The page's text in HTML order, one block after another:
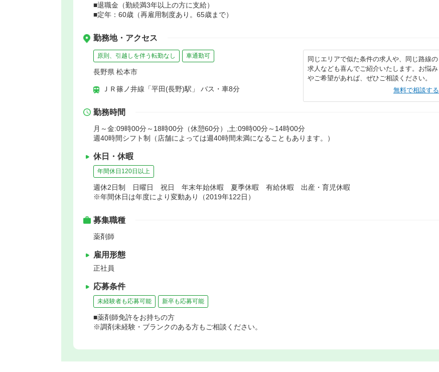
■退職金（勤続満3年以上の方に支給）
■定年：60歳（再雇用制度あり。65歳まで）
勤務地・アクセス
原則、引越しを伴う転勤なし 車通勤可
長野県 松本市
ＪＲ篠ノ井線「平田(長野)駅」 バス・車8分
同じエリアで似た条件の求人や、同じ路線の
求人なども喜んでご紹介いたします。お悩み
やご希望があれば、ぜひご相談ください。
無料で相談する
勤務時間
月～金:09時00分～18時00分（休憩60分）,土:09時00分～14時00分
週40時間シフト制（店舗によっては週40時間未満になることもあります。）
休日・休暇
年間休日120日以上
週休2日制 日曜日 祝日 年末年始休暇 夏季休暇 有給休暇 出産・育児休暇
※年間休日は年度により変動あり（2019年122日）
募集職種
薬剤師
雇用形態
正社員
応募条件
未経験者も応募可能 新卒も応募可能
■薬剤師免許をお持ちの方
※調剤未経験・ブランクのある方もご相談ください。